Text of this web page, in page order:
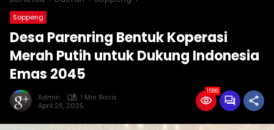
Soppeng
Desa Parenring Bentuk Koperasi
Merah Putih untuk Dukung Indonesia
Emas 2045
Admin
1 Min Baca
April 29, 2025
1588